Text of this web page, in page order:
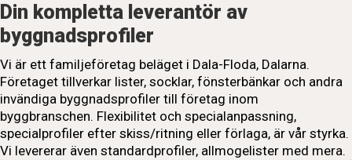
Din kompletta leverantör av
byggnadsprofiler
Vi är ett familjeföretag beläget i Dala-Floda, Dalarna.
Företaget tillverkar lister, socklar, fönsterbänkar och andra
invändiga byggnadsprofiler till företag inom
byggbranschen. Flexibilitet och specialanpassning,
specialprofiler efter skiss/ritning eller förlaga, är vår styrka.
Vi levererar även standardprofiler, allmogelister med mera.